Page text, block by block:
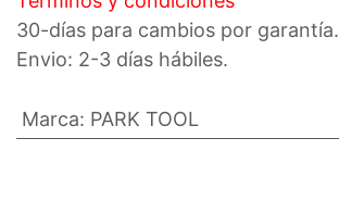
30-días para cambios por garantía.
Envio: 2-3 días hábiles.
Marca: PARK TOOL